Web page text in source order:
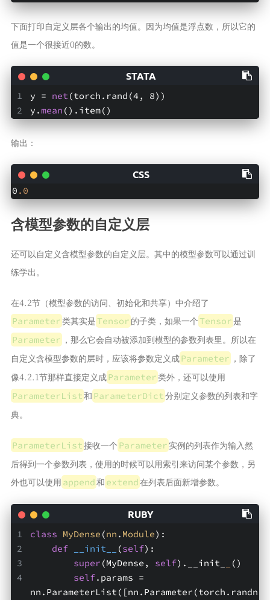
下面打印自定义层各个输出的均值。因为均值是浮点数，所以它的
值是一个很接近0的数。
y = net (torch.rand(4, 8))
y. mean ().item()
输出：
0 .0
含模型参数的自定义层
还可以自定义含模型参数的自定义层。其中的模型参数可以通过训
练学出。
在4.2节（模型参数的访问、初始化和共享）中介绍了
Parameter类其实是 Tensor 的子类，如果一个 Tensor是
Parameter ，那么它会自动被添加到模型的参数列表里。所以在
自定义含模型参数的层时，应该将参数定义成Parameter ，除了
像4.2.1节那样直接定义成Parameter类外，还可以使用
ParameterList和 ParameterDict分别定义参数的列表和字
典。
ParameterList接收一个 Parameter 实例的列表作为输入然
后得到一个参数列表，使用的时候可以用索引来访问某个参数，另
外也可以使用 append和 extend在列表后面新增参数。
class MyDense (nn . Module):
def
__init__ (self) :
super (MyDense, self).__init_
()
self.params =
nn.ParameterList([nn.Parameter(torch.randn